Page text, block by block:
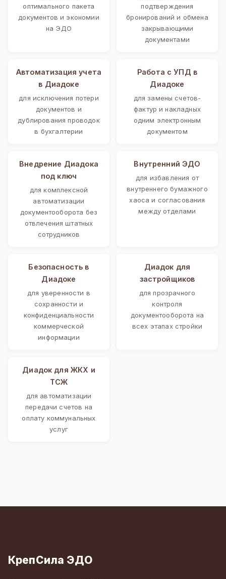
оптимального пакета
документов и экономии
на ЭДО
подтверждения
бронирований и обмена
закрывающими
документами
Автоматизация учета
в Диадоке
для исключения потери
документов и
дублирования проводок
в бухгалтерии
Работа с УПД в
Диадоке
для замены счетов-
фактур и накладных
одним электронным
документом
Внедрение Диадока
под ключ
для комплексной
автоматизации
документооборота без
отвлечения штатных
сотрудников
Внутренний ЭДО
для избавления от
внутреннего бумажного
хаоса и согласования
между отделами
Безопасность в
Диадоке
для уверенности в
сохранности и
конфиденциальности
коммерческой
информации
Диадок для
застройщиков
для прозрачного
контроля
документооборота на
всех этапах стройки
Диадок для ЖКХ и
ТСЖ
для автоматизации
передачи счетов на
оплату коммунальных
услуг
КрепСила ЭДО